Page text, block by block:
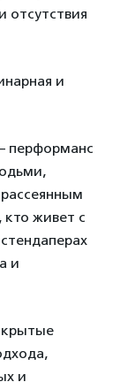
отсутствия
и
перформанс
кто живет с
и
и